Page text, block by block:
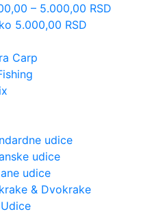
– 5.000,00 RSD
5.000,00 RSD
Carp
udice
udice
udice
& Dvokrake